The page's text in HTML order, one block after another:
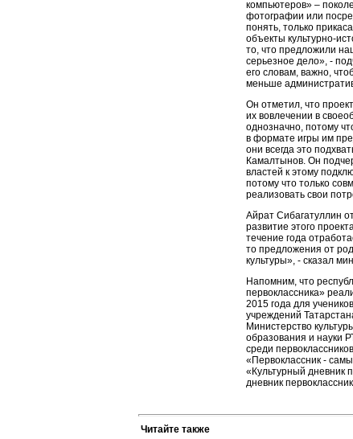
компьютеров» –
фотографии или
понять, только
объекты культурно-
то, что предложили
серьезное дело», -
его словам, важно,
меньше
Он отметил, что
их вовлечении в
однозначно, потому
в формате игры им
они всегда это
Камалтынов. Он
властей к этому
потому что только
реализовать свои
Айрат Сибагатуллин
развитие этого
течение года
то предложения от
культуры», - сказал
Напомним, что
первоклассника»
2015 года для
учреждений
Министерство
образования и науки
среди
«Первоклассник -
«Культурный дневник
дневник
Читайте также